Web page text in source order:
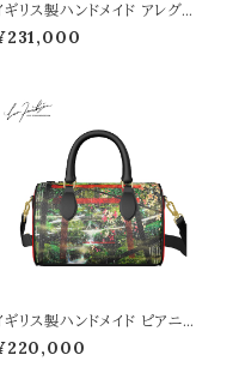
リス製ハンドメイド アレグレ
ト クラブバッグ （Sagrada M
柄）■納期１か月
リス製ハンドメイド ピアニッ
クラブバッグ （狐雨柄）■納
１か月